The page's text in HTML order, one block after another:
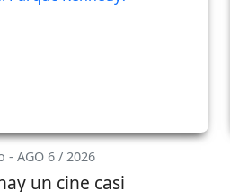
- AGO 6 / 2026
un cine casi